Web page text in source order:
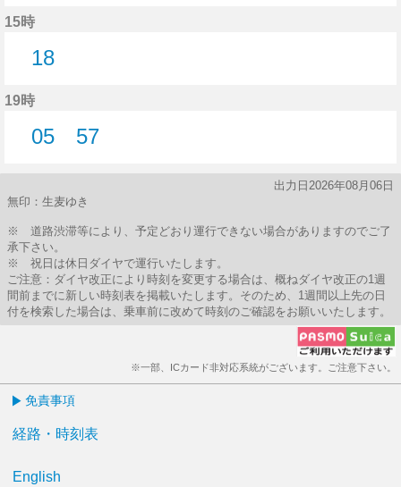
15時
18
19時
05
57
出力日2026年08月06日
無印：生麦ゆき
※ 道路渋滞等により、予定どおり運行できない場合がありますのでご了
承下さい。
※ 祝日は休日ダイヤで運行いたします。
ご注意：ダイヤ改正により時刻を変更する場合は、概ねダイヤ改正の1週
間前までに新しい時刻表を掲載いたします。そのため、1週間以上先の日
付を検索した場合は、乗車前に改めて時刻のご確認をお願いいたします。
※一部、ICカード非対応系統がございます。ご注意下さい。
免責事項
経路・時刻表
English